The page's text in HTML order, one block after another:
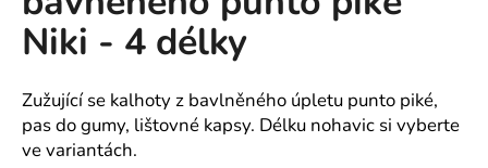
z
5
hvězdiček.
Niki - 4 délky
Zužující se kalhoty z bavlněného úpletu punto piké,
pas do gumy, lištovné kapsy. Délku nohavic si vyberte
ve variantách.
u
j
m
e